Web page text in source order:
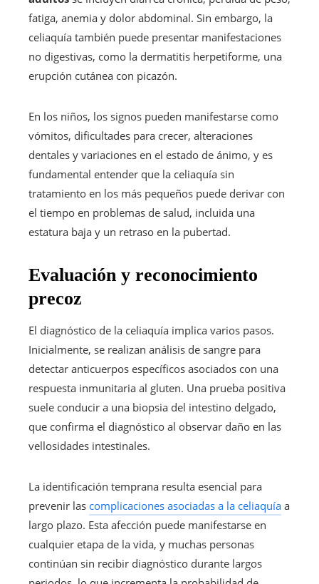
fatiga, anemia y dolor abdominal. Sin embargo, la
celiaquía también puede presentar manifestaciones
no digestivas, como la dermatitis herpetiforme, una
erupción cutánea con picazón.
En los niños, los signos pueden manifestarse como
vómitos, dificultades para crecer, alteraciones
dentales y variaciones en el estado de ánimo, y es
fundamental entender que la celiaquía sin
tratamiento en los más pequeños puede derivar con
el tiempo en problemas de salud, incluida una
estatura baja y un retraso en la pubertad.
Evaluación y reconocimiento
precoz
El diagnóstico de la celiaquía implica varios pasos.
Inicialmente, se realizan análisis de sangre para
detectar anticuerpos específicos asociados con una
respuesta inmunitaria al gluten. Una prueba positiva
suele conducir a una biopsia del intestino delgado,
que confirma el diagnóstico al observar daño en las
vellosidades intestinales.
La identificación temprana resulta esencial para
prevenir las complicaciones asociadas a la celiaquía a
largo plazo. Esta afección puede manifestarse en
cualquier etapa de la vida, y muchas personas
continúan sin recibir diagnóstico durante largos